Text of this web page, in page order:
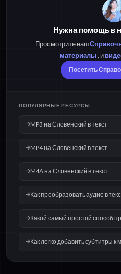
в текст
OGG на Словенский
Нужна помощь в
Просмотрите наш
материалы, и
Посетить
ПОПУЛЯРНЫЕ РЕСУРСЫ
MP3 на Словенский в текст
MP4 на Словенский в текст
M4A на Словенский в текст
Как преобразовать аудио в
Какой самый простой способ
Как легко добавить субтитры к